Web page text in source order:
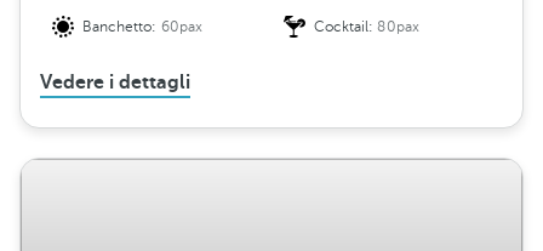
Banchetto: 60pax Cocktail:80pax
Vedere i dettagli